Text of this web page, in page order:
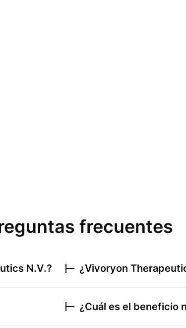
frecuentes
N.V.? ¿Vivoryon
¿Cuál es el beneficio